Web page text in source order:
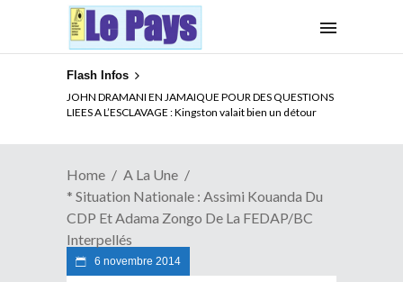
Flash Infos
JOHN DRAMANI EN JAMAIQUE POUR DES QUESTIONS
LIEES A L’ESCLAVAGE : Kingston valait bien un détour
ELECTION DE TALON A LA TETE DU SENAT BENINOIS :
Quand Patrice quitte le pouvoir sans partir !
Home
A La Une
* Situation Nationale : Assimi Kouanda Du
CDP Et Adama Zongo De La FEDAP/BC
Interpellés
6 novembre 2014